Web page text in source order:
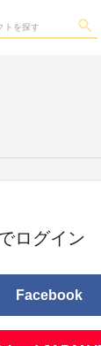
ログイン
Facebook